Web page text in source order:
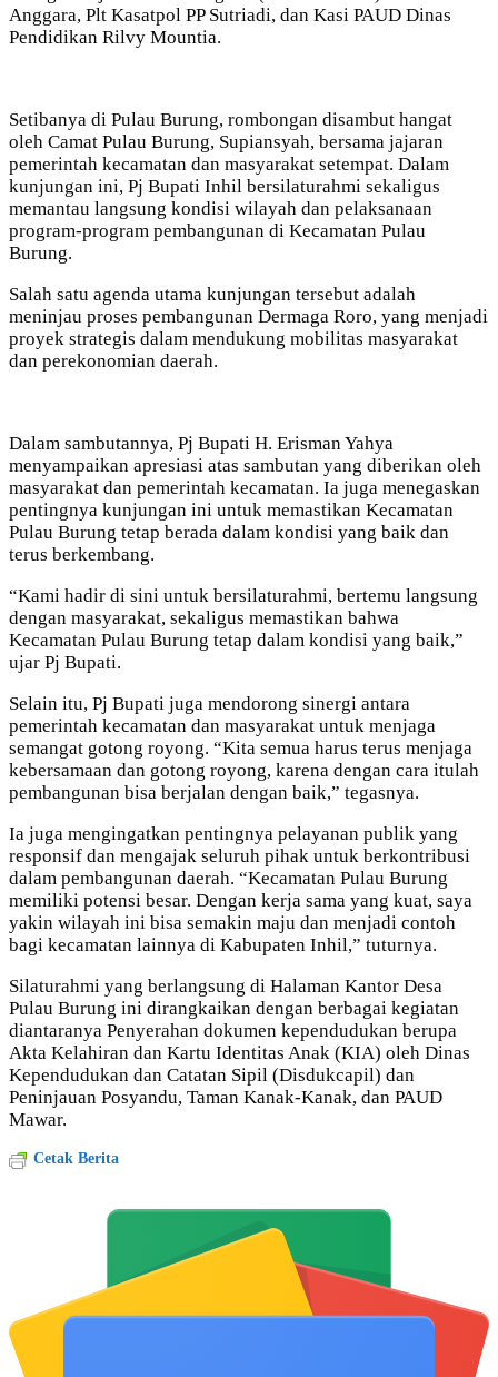
Anggara, Plt Kasatpol PP Sutriadi, dan Kasi PAUD Dinas
Pendidikan Rilvy Mountia.
Setibanya di Pulau Burung, rombongan disambut hangat
oleh Camat Pulau Burung, Supiansyah, bersama jajaran
pemerintah kecamatan dan masyarakat setempat. Dalam
kunjungan ini, Pj Bupati Inhil bersilaturahmi sekaligus
memantau langsung kondisi wilayah dan pelaksanaan
program-program pembangunan di Kecamatan Pulau
Burung.
Salah satu agenda utama kunjungan tersebut adalah
meninjau proses pembangunan Dermaga Roro, yang menjadi
proyek strategis dalam mendukung mobilitas masyarakat
dan perekonomian daerah.
Dalam sambutannya, Pj Bupati H. Erisman Yahya
menyampaikan apresiasi atas sambutan yang diberikan oleh
masyarakat dan pemerintah kecamatan. Ia juga menegaskan
pentingnya kunjungan ini untuk memastikan Kecamatan
Pulau Burung tetap berada dalam kondisi yang baik dan
terus berkembang.
“Kami hadir di sini untuk bersilaturahmi, bertemu langsung
dengan masyarakat, sekaligus memastikan bahwa
Kecamatan Pulau Burung tetap dalam kondisi yang baik,”
ujar Pj Bupati.
Selain itu, Pj Bupati juga mendorong sinergi antara
pemerintah kecamatan dan masyarakat untuk menjaga
semangat gotong royong. “Kita semua harus terus menjaga
kebersamaan dan gotong royong, karena dengan cara itulah
pembangunan bisa berjalan dengan baik,” tegasnya.
Ia juga mengingatkan pentingnya pelayanan publik yang
responsif dan mengajak seluruh pihak untuk berkontribusi
dalam pembangunan daerah. “Kecamatan Pulau Burung
memiliki potensi besar. Dengan kerja sama yang kuat, saya
yakin wilayah ini bisa semakin maju dan menjadi contoh
bagi kecamatan lainnya di Kabupaten Inhil,” tuturnya.
Silaturahmi yang berlangsung di Halaman Kantor Desa
Pulau Burung ini dirangkaikan dengan berbagai kegiatan
diantaranya Penyerahan dokumen kependudukan berupa
Akta Kelahiran dan Kartu Identitas Anak (KIA) oleh Dinas
Kependudukan dan Catatan Sipil (Disdukcapil) dan
Peninjauan Posyandu, Taman Kanak-Kanak, dan PAUD
Mawar.
Cetak Berita